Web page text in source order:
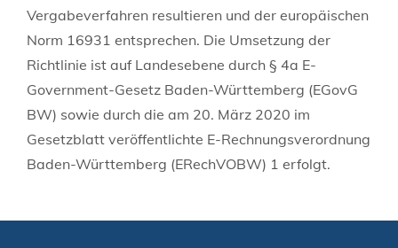
Vergabeverfahren resultieren und der europäischen
Norm 16931 entsprechen. Die Umsetzung der
Richtlinie ist auf Landesebene durch § 4a E-
Government-Gesetz Baden-Württemberg (EGovG
BW) sowie durch die am 20. März 2020 im
Gesetzblatt veröffentlichte E-Rechnungsverordnung
Baden-Württemberg (ERechVOBW) 1 erfolgt.